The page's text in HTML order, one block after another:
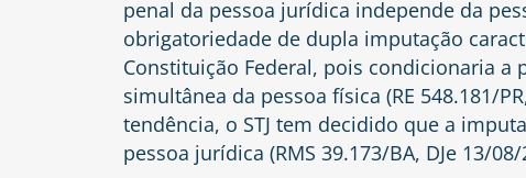
penal da pessoa jurídica independe da
obrigatoriedade de dupla imputação
Constituição Federal, pois condicionaria a
simultânea da pessoa física (RE 548.181/
tendência, o STJ tem decidido que a
pessoa jurídica (RMS 39.173/BA, DJe 13/08/